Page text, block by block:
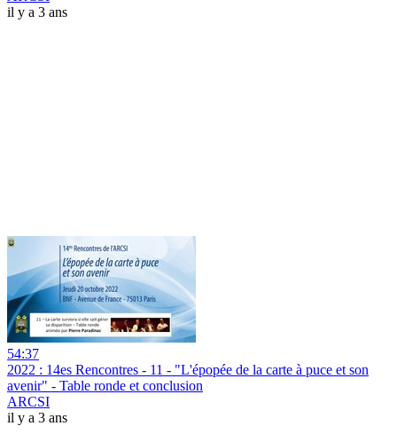
il y a 3 ans
54:37
2022 : 14es Rencontres - 11 - "L'épopée de la carte à puce et son
avenir" - Table ronde et conclusion
ARCSI
il y a 3 ans